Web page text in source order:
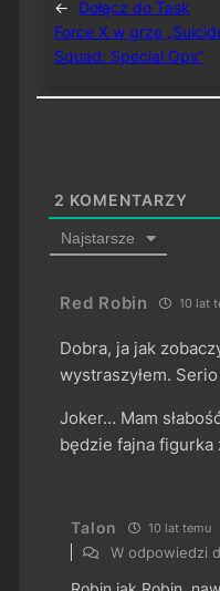
←
Dołącz do Task
Force X w grze
Squad: Special Ops”
2 KOMENTARZY
Najstarsze
Red Robin 10 lat
Dobra, ja jak
wystraszyłem.
Joker… Mam
będzie fajna figurka
Talon 10 lat temu
W odpowiedzi